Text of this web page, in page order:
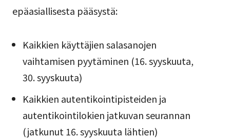
epäasiallisesta pääsystä:
Kaikkien käyttäjien salasanojen
vaihtamisen pyytäminen (16. syyskuuta,
30. syyskuuta)
Kaikkien autentikointipisteiden ja
autentikointilokien jatkuvan seurannan
(jatkunut 16. syyskuuta lähtien)